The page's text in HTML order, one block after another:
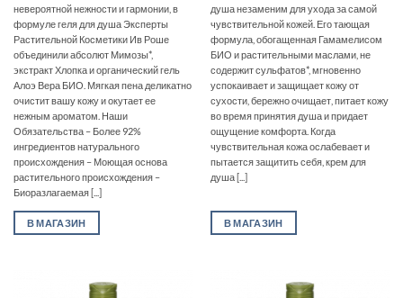
невероятной нежности и гармонии, в
формуле геля для душа Эксперты
Растительной Косметики Ив Роше
объединили абсолют Мимозы*,
экстракт Хлопка и органический гель
Алоэ Вера БИО. Мягкая пена деликатно
очистит вашу кожу и окутает ее
нежным ароматом. Наши
Обязательства – Более 92%
ингредиентов натурального
происхождения – Моющая основа
растительного происхождения –
Биоразлагаемая [...]
В МАГАЗИН
душа незаменим для ухода за самой
чувствительной кожей. Его тающая
формула, обогащенная Гамамелисом
БИО и растительными маслами, не
содержит сульфатов*, мгновенно
успокаивает и защищает кожу от
сухости, бережно очищает, питает кожу
во время принятия душа и придает
ощущение комфорта. Когда
чувствительная кожа ослабевает и
пытается защитить себя, крем для
душа [...]
В МАГАЗИН